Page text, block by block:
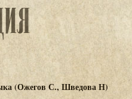
(Ожегов С., Шведова Н)